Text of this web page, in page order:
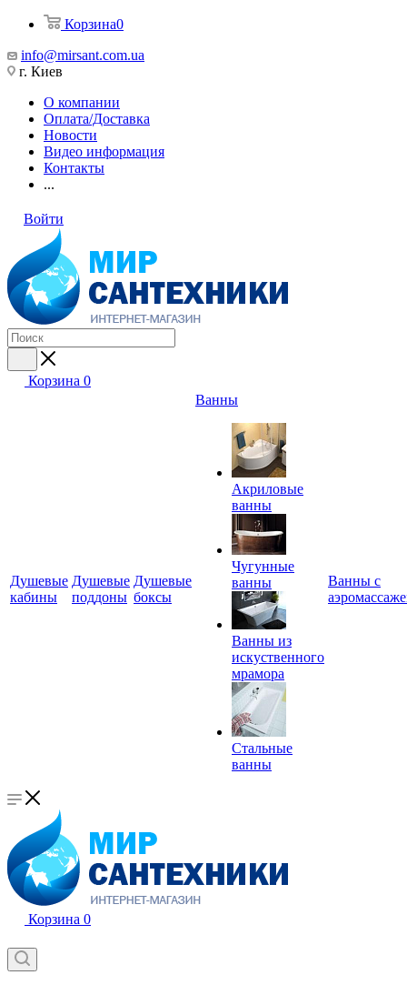
Корзина0
info@mirsant.com.ua
г. Киев
О компании
Оплата/Доставка
Новости
Видео информация
Контакты
...
Войти
Корзина 0
Душевые
кабины
Душевые
поддоны
Душевые
боксы
Ванны
Акриловые
ванны
Чугунные
ванны
Ванны из
искуственного
мрамора
Стальные
ванны
Ванны с
Корзина 0